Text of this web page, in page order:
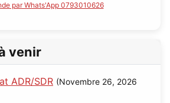
par Whats'App 0793010626
venir
ADR/SDR (Novembre 26, 2026